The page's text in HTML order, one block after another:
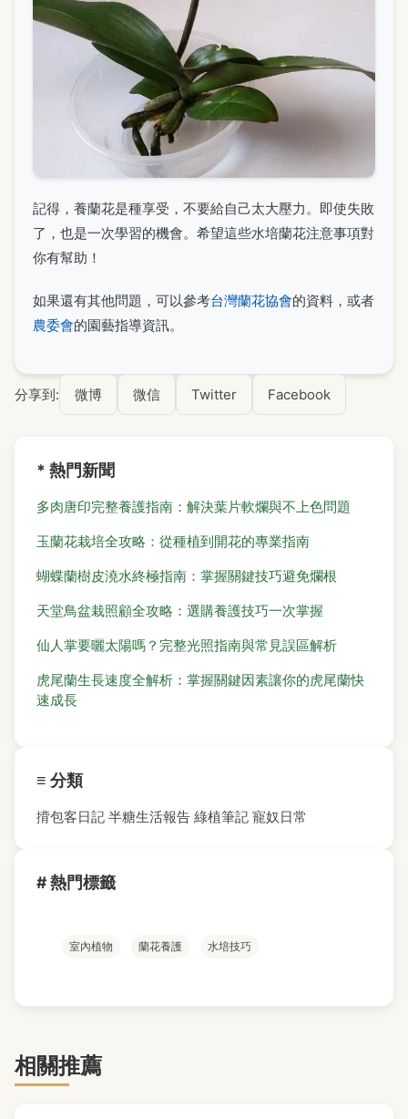
記得，養蘭花是種享受，不要給自己太大壓力。即使失敗
了，也是一次學習的機會。希望這些水培蘭花注意事項對
你有幫助！
如果還有其他問題，可以參考台灣蘭花協會的資料，或者
農委會的園藝指導資訊。
分享到: 微博 微信 Twitter Facebook
* 熱門新聞
多肉唐印完整養護指南：解決葉片軟爛與不上色問題
玉蘭花栽培全攻略：從種植到開花的專業指南
蝴蝶蘭樹皮澆水終極指南：掌握關鍵技巧避免爛根
天堂鳥盆栽照顧全攻略：選購養護技巧一次掌握
仙人掌要曬太陽嗎？完整光照指南與常見誤區解析
虎尾蘭生長速度全解析：掌握關鍵因素讓你的虎尾蘭快
速成長
≡ 分類
揹包客日記 半糖生活報告 綠植筆記 寵奴日常
# 熱門標籤
室內植物 蘭花養護 水培技巧
相關推薦